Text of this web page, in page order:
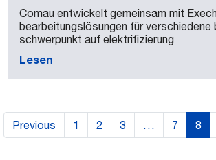
Comau entwickelt gemeinsam mit
bearbeitungslösungen für verschiedene
schwerpunkt auf elektrifizierung
Lesen
Previous 1 2 3 … 7 8